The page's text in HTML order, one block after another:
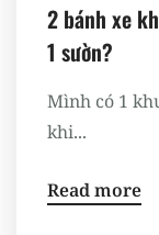
2 bánh xe
1 sườn?
Mình có 1
khi...
Read more